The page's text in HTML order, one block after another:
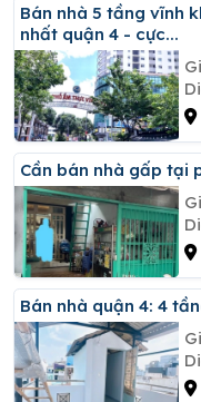
Bán nhà 5 tầng vĩnh khánh - kinh doanh ẩm thực vip
nhất quận 4 - cực...
Cần bán nhà gấp tại
Bán nhà quận 4: 4